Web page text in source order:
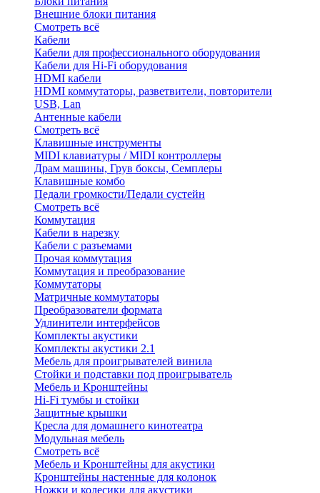
Внешние блоки питания
Смотреть всё
Кабели
Кабели для профессионального оборудования
Кабели для Hi-Fi оборудования
HDMI кабели
HDMI коммутаторы, разветвители, повторители
USB, Lan
Антенные кабели
Смотреть всё
Клавишные инструменты
MIDI клавиатуры / MIDI контроллеры
Драм машины, Грув боксы, Семплеры
Клавишные комбо
Педали громкости/Педали сустейн
Смотреть всё
Коммутация
Кабели в нарезку
Кабели с разъемами
Прочая коммутация
Коммутация и преобразование
Коммутаторы
Матричные коммутаторы
Преобразователи формата
Удлинители интерфейсов
Комплекты акустики
Комплекты акустики 2.1
Мебель для проигрывателей винила
Стойки и подставки под проигрыватель
Мебель и Кронштейны
Hi-Fi тумбы и стойки
Защитные крышки
Кресла для домашнего кинотеатра
Модульная мебель
Смотреть всё
Мебель и Кронштейны для акустики
Кронштейны настенные для колонок
Ножки и колесики для акустики